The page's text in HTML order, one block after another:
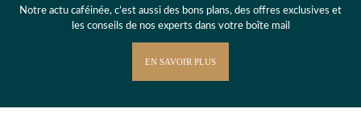
Notre actu caféinée, c’est aussi des bons plans, des offres exclusives et
les conseils de nos experts dans votre boîte mail
EN SAVOIR PLUS